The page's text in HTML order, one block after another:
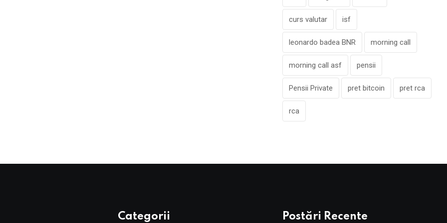
curs valutar isf
leonardo badea BNR morning call
morning call asf pensii
Pensii Private pret bitcoin pret rca
rca
Categorii Postări Recente